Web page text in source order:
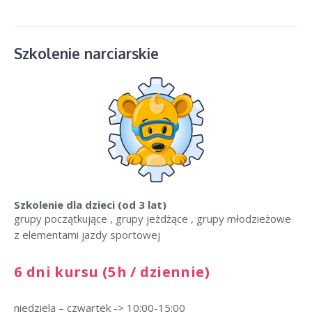
Szkolenie narciarskie
Szkolenie dla dzieci (od 3 lat)
grupy początkujące , grupy jeżdżące , grupy młodzieżowe
z elementami jazdy sportowej
6 dni kursu (5h / dziennie)
niedziela – czwartek -> 10:00-15:00